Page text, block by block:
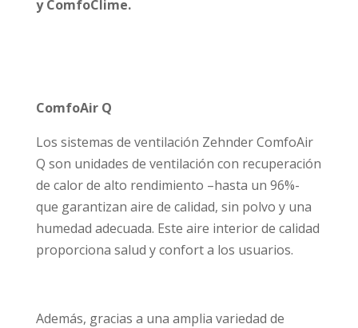
y ComfoClime.
ComfoAir Q
Los sistemas de ventilación Zehnder ComfoAir
Q son unidades de ventilación con recuperación
de calor de alto rendimiento –hasta un 96%-
que garantizan aire de calidad, sin polvo y una
humedad adecuada. Este aire interior de calidad
proporciona salud y confort a los usuarios.
Además, gracias a una amplia variedad de